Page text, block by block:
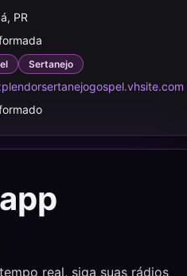
PR
Sertanejo
real, siga suas rádios